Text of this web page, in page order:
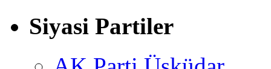
Siyasi Partiler